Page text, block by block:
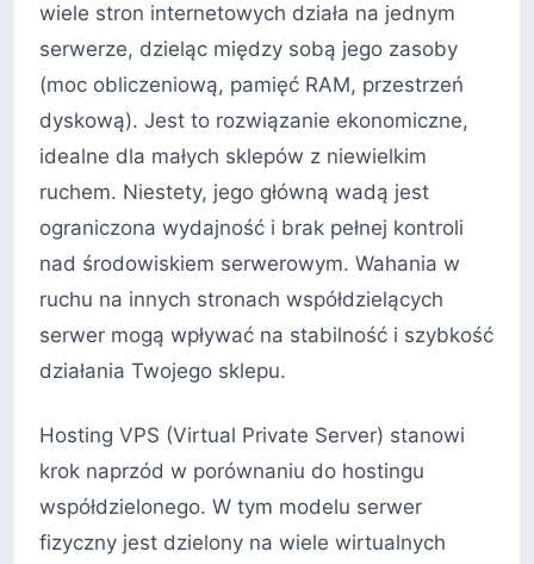
wiele stron internetowych działa na jednym
serwerze, dzieląc między sobą jego zasoby
(moc obliczeniową, pamięć RAM, przestrzeń
dyskową). Jest to rozwiązanie ekonomiczne,
idealne dla małych sklepów z niewielkim
ruchem. Niestety, jego główną wadą jest
ograniczona wydajność i brak pełnej kontroli
nad środowiskiem serwerowym. Wahania w
ruchu na innych stronach współdzielących
serwer mogą wpływać na stabilność i szybkość
działania Twojego sklepu.
Hosting VPS (Virtual Private Server) stanowi
krok naprzód w porównaniu do hostingu
współdzielonego. W tym modelu serwer
fizyczny jest dzielony na wiele wirtualnych